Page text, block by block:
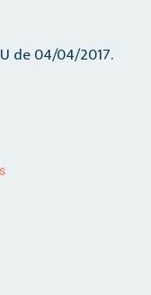
de 04/04/2017.